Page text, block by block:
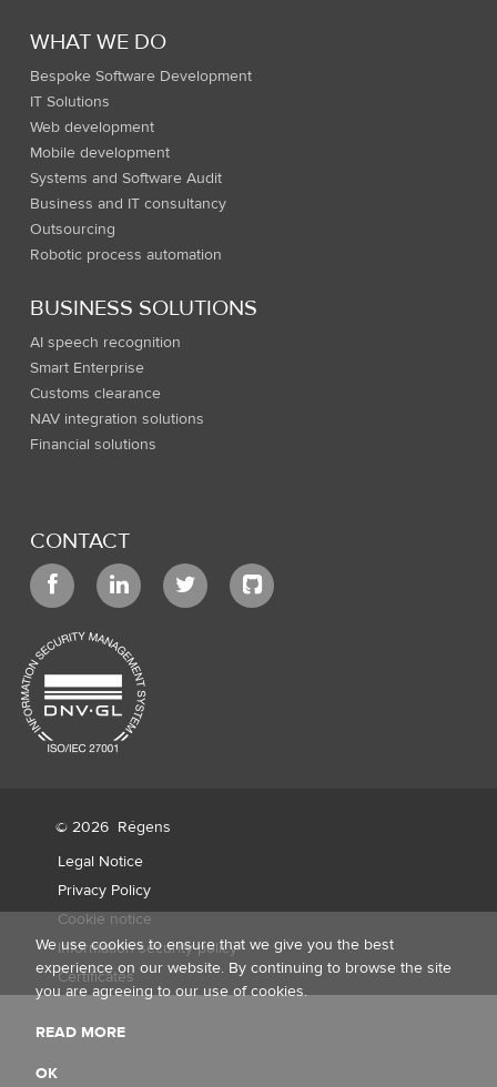
WHAT WE DO
Bespoke Software Development
IT Solutions
Web development
Mobile development
Systems and Software Audit
Business and IT consultancy
Outsourcing
Robotic process automation
BUSINESS SOLUTIONS
AI speech recognition
Smart Enterprise
Customs clearance
NAV integration solutions
Financial solutions
CONTACT
© 2026 Régens
Legal Notice
Privacy Policy
Cookie notice
Information security policy
Certificates
We use cookies to ensure that we give you the best
experience on our website. By continuing to browse the site
you are agreeing to our use of cookies.
READ MORE
OK